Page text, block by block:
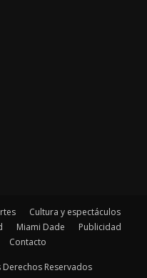
Cultura y espectáculos
Miami Dade
Publicidad
Contacto
Reservados